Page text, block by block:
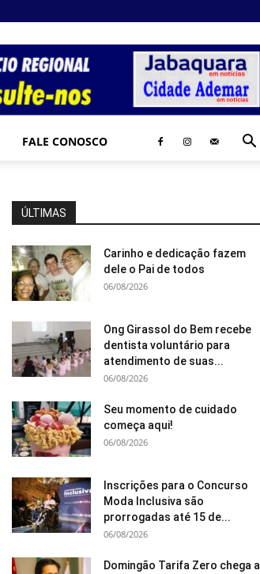
FALE CONOSCO
ÚLTIMAS
Carinho e dedicação fazem
dele o Pai de todos
06/08/2026
Ong Girassol do Bem recebe
dentista voluntário para
atendimento de suas...
06/08/2026
Seu momento de cuidado
começa aqui!
06/08/2026
Inscrições para o Concurso
Moda Inclusiva são
prorrogadas até 15 de...
06/08/2026
Domingão Tarifa Zero chega a